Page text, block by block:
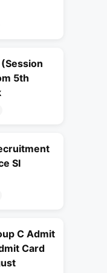
5th
SI
C Admit
Card